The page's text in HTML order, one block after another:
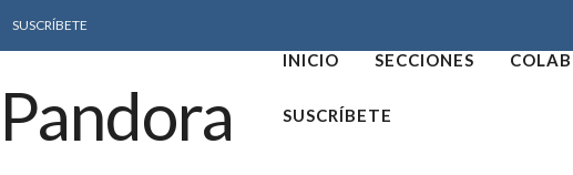
SUSCRÍBETE
INICIO SECCIONES
SUSCRÍBETE